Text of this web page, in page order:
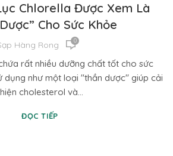
Chlorella Được Xem Là
Cho Sức Khỏe
Hàng Rong 0
rất nhiều dưỡng chất tốt cho sức
dụng như một loại "thần dược" giúp cải
cholesterol và...
ĐỌC TIẾP